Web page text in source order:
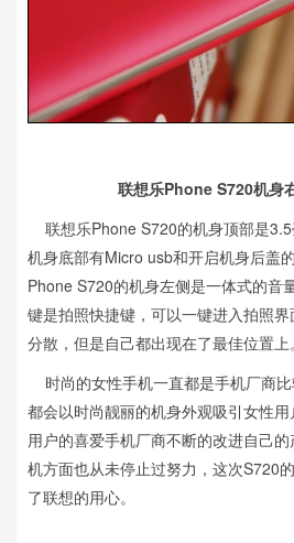
联想乐Phone S720机身
联想乐Phone S720的机身顶部是3.5
机身底部有Micro usb和开启机身后盖
Phone S720的机身左侧是一体式的音
键是拍照快捷键，可以一键进入拍照
分散，但是自己都出现在了最佳位置上。
时尚的女性手机一直都是手机厂商
都会以时尚靓丽的机身外观吸引女性
用户的喜爱手机厂商不断的改进自己
机方面也从未停止过努力，这次S720
了联想的用心。